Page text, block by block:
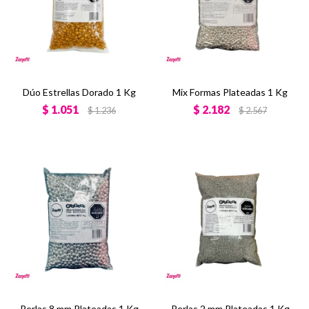
Dúo Estrellas Dorado 1 Kg
$ 1.051 $1.236
Mix Formas Plateadas 1 Kg
$ 2.182 $2.567